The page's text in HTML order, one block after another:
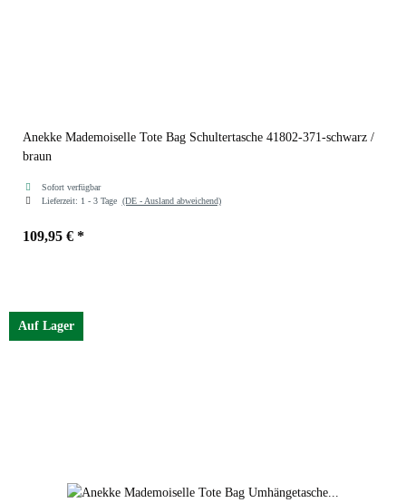
Anekke Mademoiselle Tote Bag Schultertasche 41802-371-schwarz /
braun
Sofort verfügbar
Lieferzeit: 1 - 3 Tage (DE - Ausland abweichend)
109,95 € *
Auf Lager